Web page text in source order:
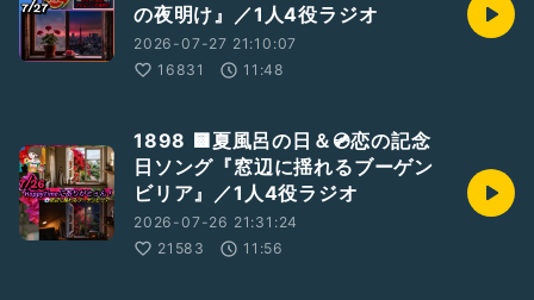
の夜明け』／1人4役ラジオ
2026-07-27 21:10:07
16831
11:48
1898 🟨夏風呂の日＆💿恋の記念
日ソング『窓辺に揺れるブーゲン
ビリア』／1人4役ラジオ
2026-07-26 21:31:24
21583
11:56